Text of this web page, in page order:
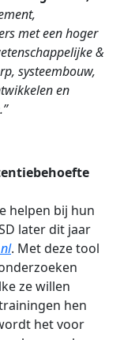
met een hoger
&
systeembouw,
en
helpen bij hun
later dit jaar
. Met deze tool
ze willen
hen
het voor